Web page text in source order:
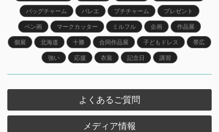
バッグチャーム バレエ プチチャーム プレゼント
ペン画 マークカッター ミルフル 企画 作品展
個展 北海道 十勝 合同作品展 子どもドレス 帯広
強い 応援 衣装 記念日 講習
よくあるご質問
メディア情報